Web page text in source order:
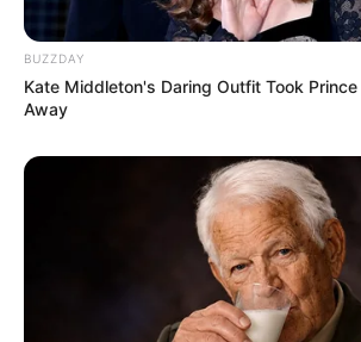
10 Desain Kanopi Tempat
Tidur, Serasa Beristirahat di
BUZZDAY
Kate Middleton's Daring Outfit Took
Away